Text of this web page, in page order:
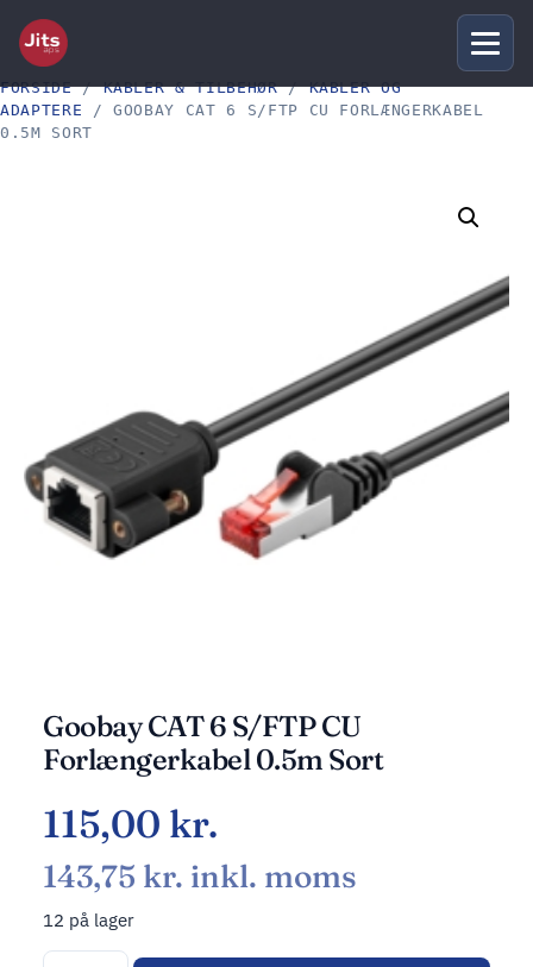
FORSIDE/KABLER & TILBEHØR/KABLER OG
ADAPTERE / GOOBAY CAT 6 S/FTP CU FORLÆNGERKABEL
0.5M SORT
Goobay CAT 6 S/FTP CU
Forlængerkabel 0.5m Sort
115,00 kr.
143,75 kr. inkl. moms
12 på lager